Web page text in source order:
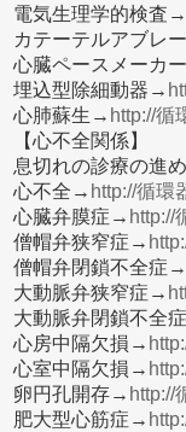
電気生理学的検査→
カテーテルアブレ
心臓ペースメーカ
埋込型除細動器→
心肺蘇生→ http://循
【心不全関係】
息切れの診療の進
心不全→ http://循環
心臓弁膜症→ http://
僧帽弁狭窄症→
僧帽弁閉鎖不全症→
大動脈弁狭窄症→
大動脈弁閉鎖不全
心房中隔欠損→
心室中隔欠損→
卵円孔開存→ http://
肥大型心筋症→